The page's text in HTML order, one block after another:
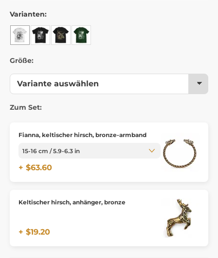
Varianten:
Größe:
Zum Set:
Fianna, keltischer hirsch, bronze-armband
+ $63.60
Keltischer hirsch, anhänger, bronze
+ $19.20